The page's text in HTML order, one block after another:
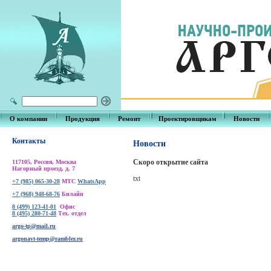
О компании Продукция Ремонт Проектировщикам Новости
Контакты
117105, Россия, Москва
Нагорный проезд, д. 7
+7 (985) 065-30-28 МТС WhatsApp
+7 (968) 948-68-76 Билайн
8 (499) 123-41-01 Офис
8 (495) 280-71-48 Тех. отдел
argo-tp@mail.ru
argonavt-temp@rambler.ru
Новости
Скоро открытие сайта
txt